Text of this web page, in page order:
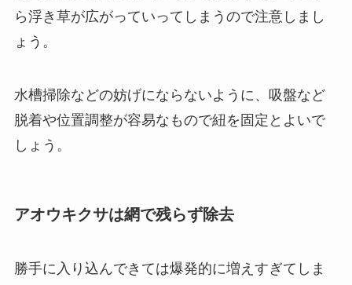
ら浮き草が広がっていってしまうので注意しまし
ょう。
水槽掃除などの妨げにならないように、吸盤など
脱着や位置調整が容易なもので紐を固定とよいで
しょう。
アオウキクサは網で残らず除去
勝手に入り込んできては爆発的に増えすぎてしま